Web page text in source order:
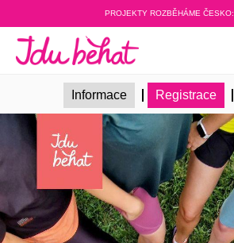
PROJEKTY ROZBĚHÁME ČESKO:
Informace Registrace